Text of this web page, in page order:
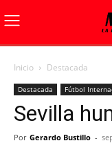
Inicio Destacada
Destacada Fútbol
Sevilla
Por Gerardo Bustillo -